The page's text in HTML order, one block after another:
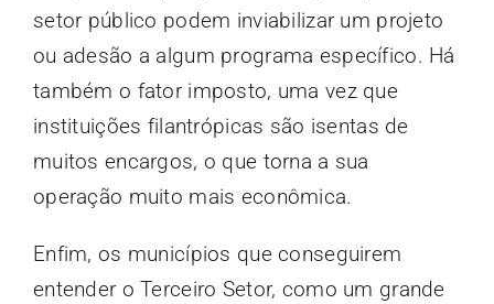
setor público podem inviabilizar um projeto
ou adesão a algum programa específico. Há
também o fator imposto, uma vez que
instituições filantrópicas são isentas de
muitos encargos, o que torna a sua
operação muito mais econômica.
Enfim, os municípios que conseguirem
entender o Terceiro Setor, como um grande